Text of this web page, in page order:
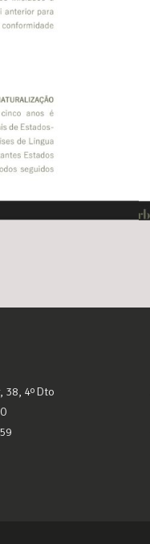
38, 4º Dto